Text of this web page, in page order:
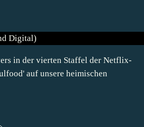
in der vierten Staffel der Netflix-
auf unsere heimischen